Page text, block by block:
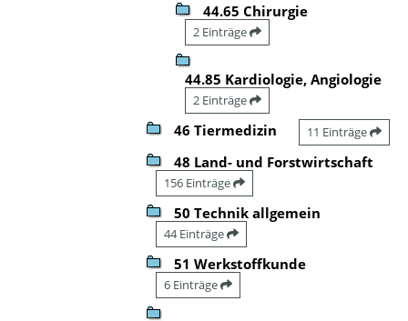
44.65 Chirurgie
2 Einträge
44.85 Kardiologie, Angiologie
2 Einträge
46 Tiermedizin 11 Einträge
48 Land- und Forstwirtschaft
156 Einträge
50 Technik allgemein
44 Einträge
51 Werkstoffkunde
6 Einträge